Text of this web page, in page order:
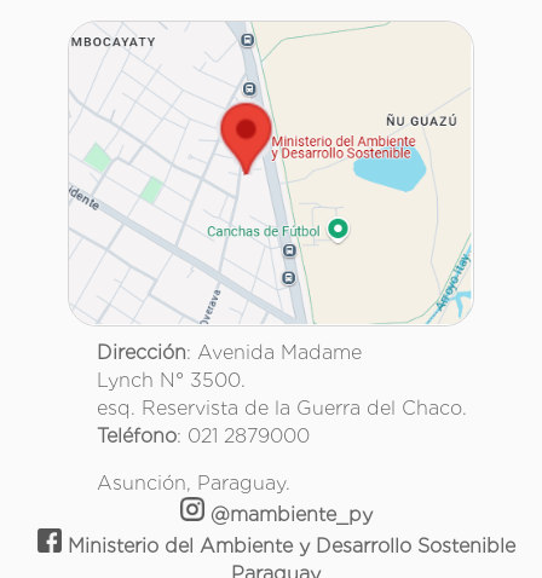
Dirección: Avenida Madame
Lynch N° 3500.
esq. Reservista de la Guerra del Chaco.
Teléfono: 021 2879000
Asunción, Paraguay.
@mambiente_py
Ministerio del Ambiente y Desarrollo Sostenible